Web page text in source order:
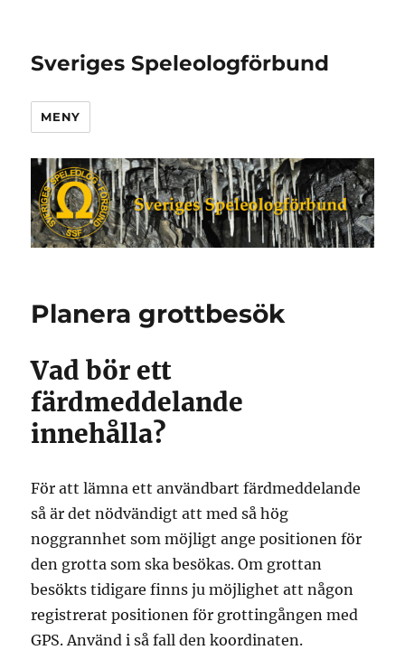
Sveriges Speleologförbund
MENY
Planera grottbesök
Vad bör ett
färdmeddelande
innehålla?
För att lämna ett användbart färdmeddelande
så är det nödvändigt att med så hög
noggrannhet som möjligt ange positionen för
den grotta som ska besökas. Om grottan
besökts tidigare finns ju möjlighet att någon
registrerat positionen för grottingången med
GPS. Använd i så fall den koordinaten.